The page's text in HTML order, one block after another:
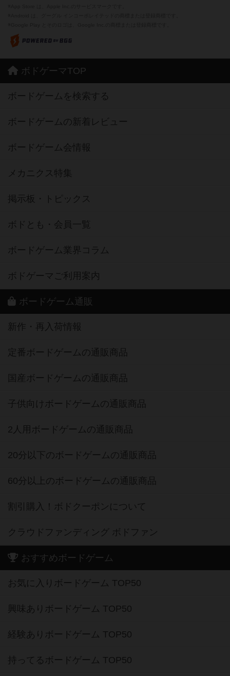
ボドゲーマTOP
ボードゲームを検索する
ボードゲームの新着レビュー
ボードゲーム会情報
メカニクス特集
掲示板・トピックス
ボドとも・会員一覧
ボードゲーム業界コラム
ボドゲーマご利用案内
ボードゲーム通販
新作・再入荷情報
定番ボードゲームの通販商品
国産ボードゲームの通販商品
子供向けボードゲームの通販商品
2人用ボードゲームの通販商品
20分以下のボードゲームの通販商品
60分以上のボードゲームの通販商品
割引購入！ボドクーポンについて
クラウドファンディング ボドファン
おすすめボードゲーム
お気に入りボードゲーム TOP50
興味ありボードゲーム TOP50
経験ありボードゲーム TOP50
持ってるボードゲーム TOP50